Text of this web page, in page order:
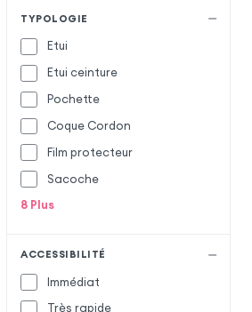
TYPOLOGIE
Etui
Etui ceinture
Pochette
Coque Cordon
Film protecteur
Sacoche
8 Plus
ACCESSIBILITÉ
Immédiat
Très rapide